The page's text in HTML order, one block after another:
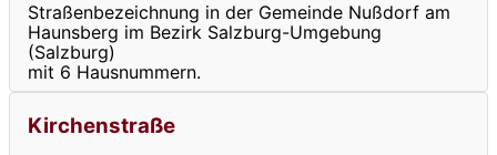
Straßenbezeichnung in der Gemeinde Nußdorf am
Haunsberg im Bezirk Salzburg-Umgebung
(Salzburg)
mit 6 Hausnummern.
Kirchenstraße